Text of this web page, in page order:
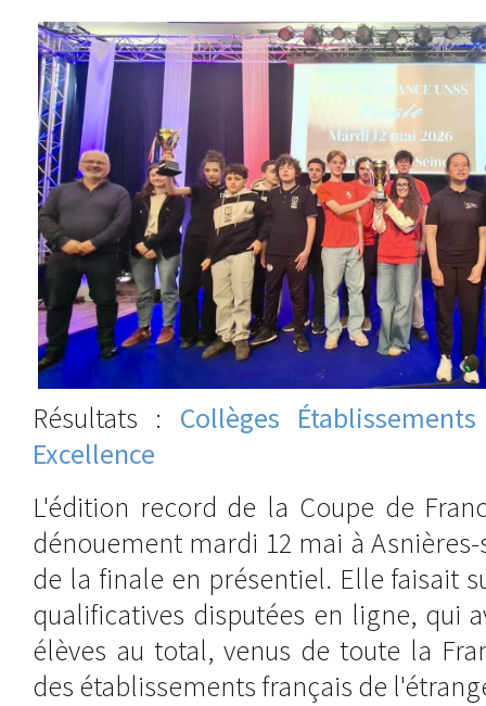
Résultats : Collèges Établissements
Excellence
L'édition record de la Coupe de
dénouement mardi 12 mai à
de la finale en présentiel. Elle faisait
qualificatives disputées en ligne, qui
élèves au total, venus de toute la
des établissements français de